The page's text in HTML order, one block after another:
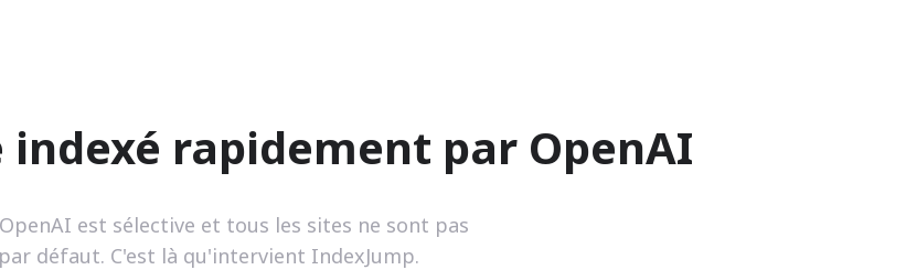
rapidement par OpenAI
est sélective et tous les sites ne sont pas
défaut. C'est là qu'intervient IndexJump.